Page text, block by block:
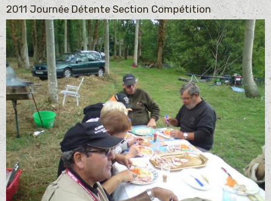
2011 Journée Détente Section Compétition